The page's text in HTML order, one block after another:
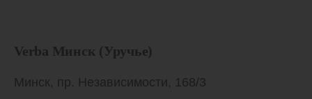
Verba Минск (Уручье)
Минск, пр. Независимости, 168/3